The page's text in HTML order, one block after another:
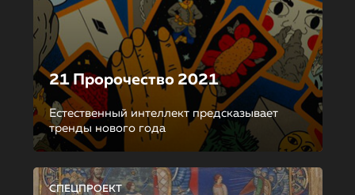
21 Пророчество 2021
Естественный интеллект предсказывает
тренды нового года
СПЕЦПРОЕКТ